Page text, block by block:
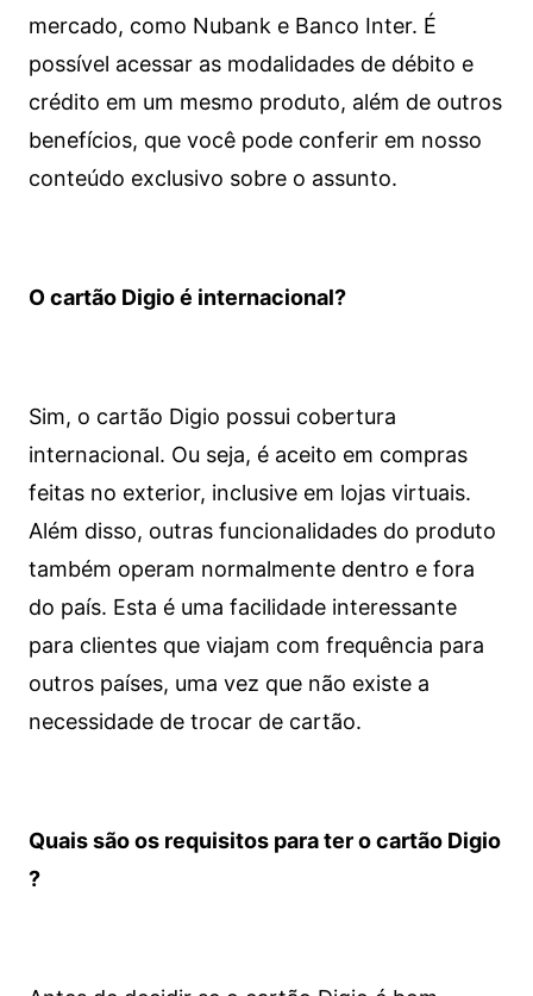
mercado, como Nubank e Banco Inter. É
possível acessar as modalidades de débito e
crédito em um mesmo produto, além de outros
benefícios, que você pode conferir em nosso
conteúdo exclusivo sobre o assunto.
O cartão Digio é internacional?
Sim, o cartão Digio possui cobertura
internacional. Ou seja, é aceito em compras
feitas no exterior, inclusive em lojas virtuais.
Além disso, outras funcionalidades do produto
também operam normalmente dentro e fora
do país. Esta é uma facilidade interessante
para clientes que viajam com frequência para
outros países, uma vez que não existe a
necessidade de trocar de cartão.
Quais são os requisitos para ter o cartão Digio
?